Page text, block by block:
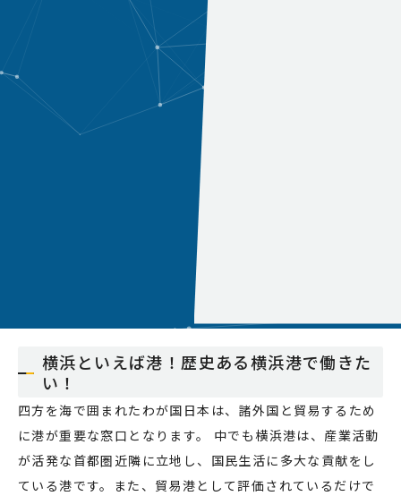
横浜といえば港！歴史ある横浜港で働きた
い！
四方を海で囲まれたわが国日本は、諸外国と貿易するため
に港が重要な窓口となります。 中でも横浜港は、産業活動
が活発な首都圏近隣に立地し、国民生活に多大な貢献をし
ている港です。また、貿易港として評価されているだけで